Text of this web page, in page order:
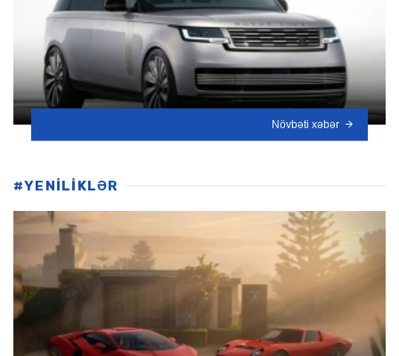
Növbəti xəbər
#YENİLİKLƏR